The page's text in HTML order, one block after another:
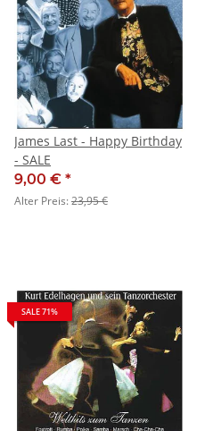
James Last - Happy Birthday
- SALE
9,00 € *
Alter Preis:23,95 €
SALE 71%